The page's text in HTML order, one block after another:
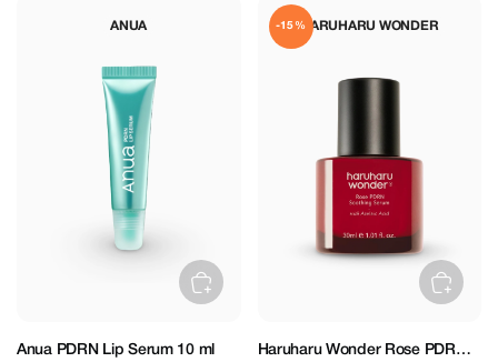
ANUA
Anua PDRN Lip Serum 10 ml
HARUHARU WONDER
-15%
Haruharu Wonder Rose PDRN